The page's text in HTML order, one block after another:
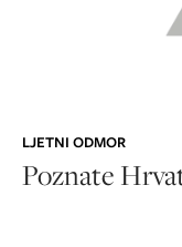
LJETNI ODMOR
Poznate